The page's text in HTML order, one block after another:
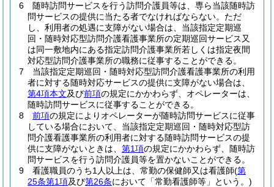
6
随時訪問サービスを行う訪問介護員等は、専ら当該随時訪
問サービスの提供に当たる者でなければならない。 ただ
し、利用者の処遇に支障がない場合は、当該指定定期巡
回・随時対応型訪問介護看護事業所の定期巡回サービス又
は同一敷地内にある指定訪問介護事業所若しくは指定夜間
対応型訪問介護事業所の職務に従事することができる。
7
当該指定定期巡回・随時対応型訪問介護看護事業所の利用
者に対する随時対応サービスの提供に支障がない場合は、
第4項本文及び前項の規定にかかわらず、オペレーターは、
随時訪問サービスに従事することができる。
8
前項の規定によりオペレーターが随時訪問サービスに従事
している場合において、当該指定定期巡回・随時対応型訪
問介護看護事業所の利用者に対する随時訪問サービスの提
供に支障がないときは、 第1項の規定にかかわらず、随時訪
問サービスを行う訪問介護員等を置かないことができる。
9
看護職員のうち1人以上は、常勤の保健師又は看護師(第
25条第1項及び第26条において「常勤看護師等」という。)